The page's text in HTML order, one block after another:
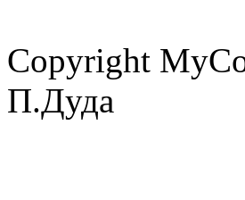
Copyright
П.Дуда